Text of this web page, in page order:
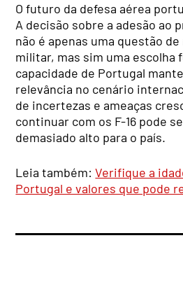
O futuro da defesa aérea
A decisão sobre a adesão ao
não é apenas uma questão
militar, mas sim uma escolha
capacidade de Portugal
relevância no cenário
de incertezas e ameaças
continuar com os F-16 pode
demasiado alto para o país.
Leia também:Verifique a
Portugal e valores que pode